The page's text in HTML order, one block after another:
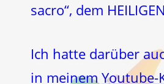
sacro“, dem
Ich hatte darüber
in meinemYoutube-